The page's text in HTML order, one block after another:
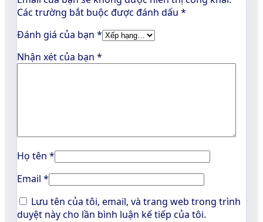
Các trường bắt buộc được đánh dấu *
Đánh giá của bạn *
Nhận xét của bạn *
Họ tên *
Email *
Lưu tên của tôi, email, và trang web trong trình
duyệt này cho lần bình luận kế tiếp của tôi.